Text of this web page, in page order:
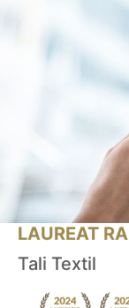
LAUREAT
Tali Textil